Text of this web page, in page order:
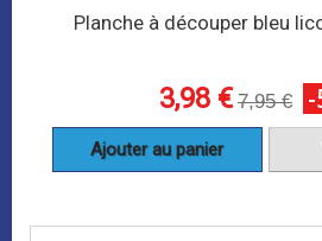
Planche à découper bleu
3,98 € 7,95 €
Ajouter au panier